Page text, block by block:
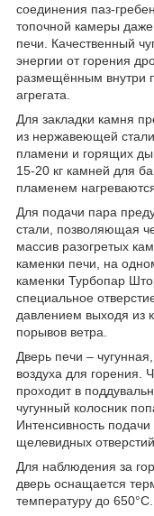
соединения паз-
топочной камеры
печи. Качественный
энергии от горения
размещённым внутри
агрегата.
Для закладки камня
из нержавеющей
пламени и горящих
15-20 кг камней для
пламенем
Для подачи пара
стали, позволяющая
массив разогретых
каменки печи, на
каменки Турбопар
специальное
давлением выходя из
порывов ветра.
Дверь печи –
воздуха для горения.
проходит в
чугунный колосник
Интенсивность
щелевидных
Для наблюдения за
дверь оснащается
температуру до 650°C.